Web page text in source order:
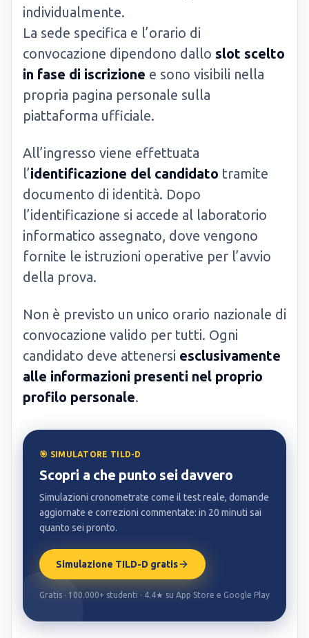
individualmente.
La sede specifica e l’orario di
convocazione dipendono dallo slot scelto
in fase di iscrizione e sono visibili nella
propria pagina personale sulla
piattaforma ufficiale.
All’ingresso viene effettuata
l’identificazione del candidato tramite
documento di identità. Dopo
l’identificazione si accede al laboratorio
informatico assegnato, dove vengono
fornite le istruzioni operative per l’avvio
della prova.
Non è previsto un unico orario nazionale di
convocazione valido per tutti. Ogni
candidato deve attenersi esclusivamente
alle informazioni presenti nel proprio
profilo personale.
🎯 SIMULATORE TILD-D
Scopri a che punto sei davvero
Simulazioni cronometrate come il test reale, domande
aggiornate e correzioni commentate: in 20 minuti sai
quanto sei pronto.
Simulazione TILD-D gratis
Gratis · 100.000+ studenti · 4.4★ su App Store e Google Play